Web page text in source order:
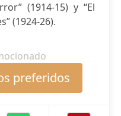
(1914-15) y “El
(1924-26).
preferidos